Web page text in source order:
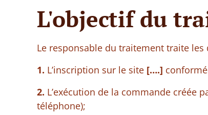
L'objectif du
Le responsable du traitement traite
1. L’inscription sur le site [….]
2. L’exécution de la commande créée
téléphone);